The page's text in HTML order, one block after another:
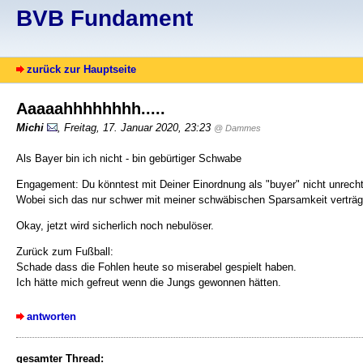
BVB Fundament
zurück zur Hauptseite
Aaaaahhhhhhhh.....
Michi , Freitag, 17. Januar 2020, 23:23 @ Dammes
Als Bayer bin ich nicht - bin gebürtiger Schwabe
Engagement: Du könntest mit Deiner Einordnung als "buyer" nicht
Wobei sich das nur schwer mit meiner schwäbischen Sparsamkeit
Okay, jetzt wird sicherlich noch nebulöser.
Zurück zum Fußball:
Schade dass die Fohlen heute so miserabel gespielt haben.
Ich hätte mich gefreut wenn die Jungs gewonnen hätten.
antworten
gesamter Thread: